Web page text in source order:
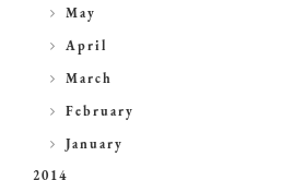
►
May
►
April
►
March
►
February
►
January
2014